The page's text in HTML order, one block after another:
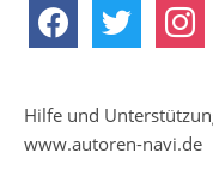
facebook twitter
Hilfe und
www.autoren-navi.de